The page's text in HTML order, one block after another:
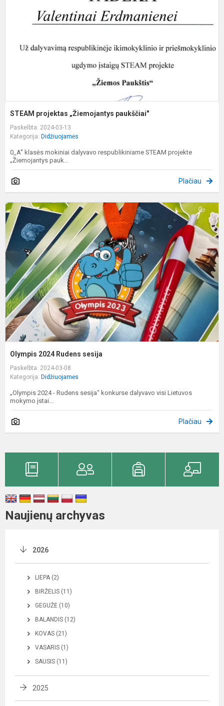
STEAM projektas „Žiemojantys paukščiai"
Paskelbta: 2024-03-13
Kategorija: Didžiuojamės
0,,A'' klasės mokiniai dalyvavo respublikiniame STEAM projekte
„Žiemojantys pauk...
Plačiau
Olympis 2024 Rudens sesija
Paskelbta: 2024-03-08
Kategorija: Didžiuojamės
„Olympis 2024 - Rudens sesija“ konkurse dalyvavo visi Lietuvos
mokymo įstai...
Plačiau
Naujienų archyvas
2026
LIEPA (2)
BIRŽELIS (11)
GEGUŽĖ (10)
BALANDIS (12)
KOVAS (21)
VASARIS (1)
SAUSIS (11)
2025